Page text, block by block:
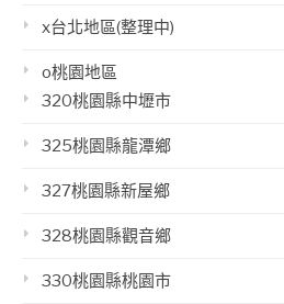
x台北地區(整理中)
o桃園地區
320桃園縣中壢市
325桃園縣龍潭鄉
327桃園縣新屋鄉
328桃園縣觀音鄉
330桃園縣桃園市